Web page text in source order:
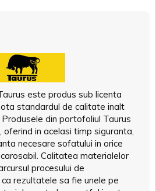
este produs sub licenta
standardul de calitate inalt
din portofoliul Taurus
oferind in acelasi timp siguranta,
necesare sofatului in orice
Calitatea materialelor
procesului de
rezultatele sa fie unele pe